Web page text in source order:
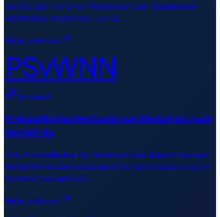
und Ecuador wird von Reedereien und Spediteuren
regelmässig angeboten, um Ve…
Mehr erfahren
PSvWNN
Verwandt
Preisindikation Seefracht von Westafrika nach
Nordafrika
Eine Preisindikation für Seefracht von Westafrika nach
Nordafrika ist eine unverbindliche Kostenschätzung für
Containerversand auf…
Mehr erfahren